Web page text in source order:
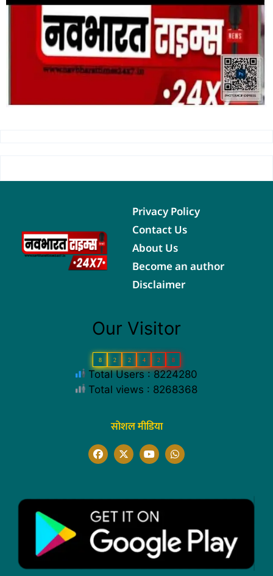
Privacy Policy
Contact Us
About Us
Become an author
Disclaimer
Our Visitor
8 2 2 4 2 8
Total Users : 8224280
Total views : 8268368
सोशल मीडिया